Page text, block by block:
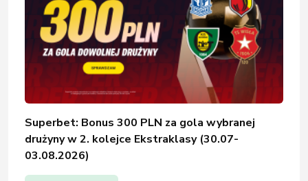
Superbet: Bonus 300 PLN za gola wybranej
drużyny w 2. kolejce Ekstraklasy (30.07-
03.08.2026)